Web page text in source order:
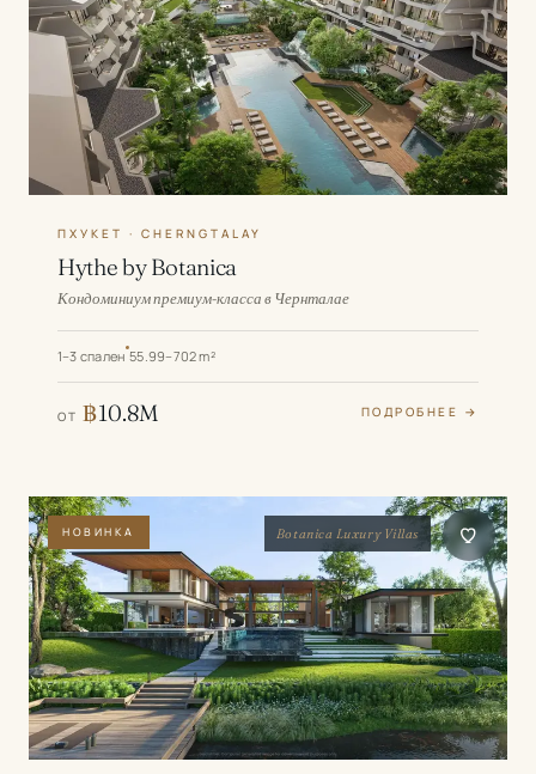
ПХУКЕТ · CHERNGTALAY
Hythe by Botanica
Кондоминиум премиум-класса в Чернталае
1–3 спален 55.99–702 m²
ОТ ฿10.8M ПОДРОБНЕЕ →
НОВИНКА Botanica Luxury Villas